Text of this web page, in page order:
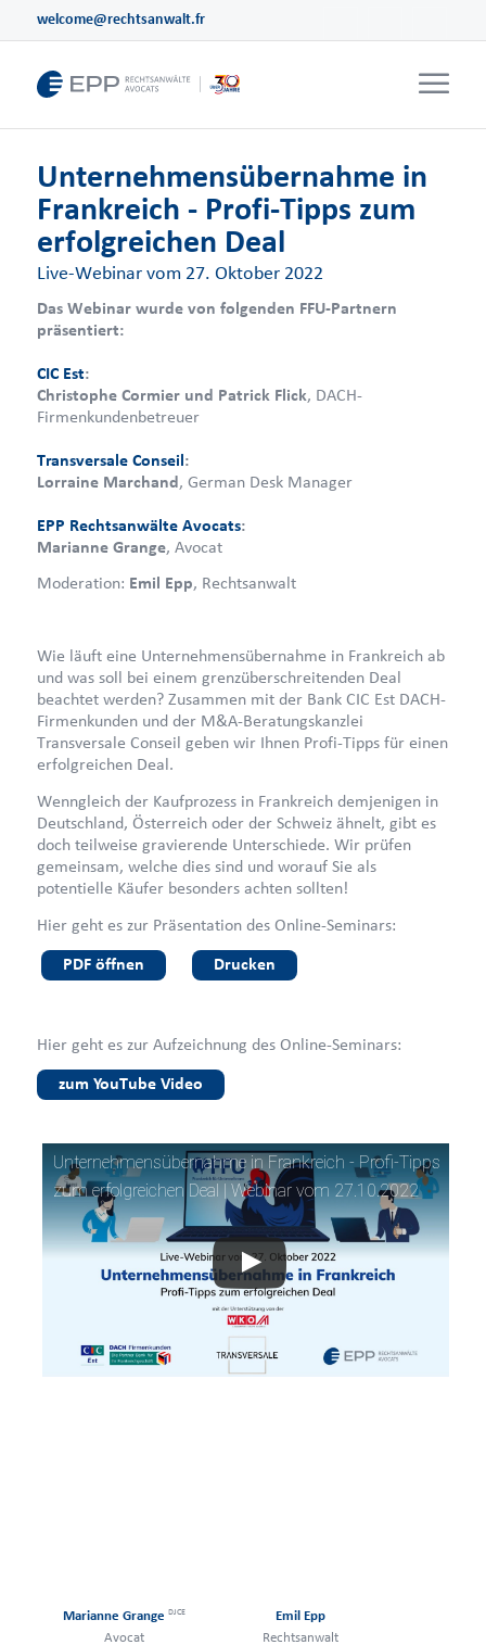
welcome@rechtsanwalt.fr
Unternehmensübernahme in
Frankreich - Profi-Tipps zum
erfolgreichen Deal
Live-Webinar vom 27. Oktober 2022
Das Webinar wurde von folgenden FFU-Partnern
präsentiert:
CIC Est:
Christophe Cormier und Patrick Flick, DACH-
Firmenkundenbetreuer
Transversale Conseil:
Lorraine Marchand, German Desk Manager
EPP Rechtsanwälte Avocats:
Marianne Grange, Avocat
Moderation: Emil Epp, Rechtsanwalt
Wie läuft eine Unternehmensübernahme in Frankreich ab
und was soll bei einem grenzüberschreitenden Deal
beachtet werden? Zusammen mit der Bank CIC Est DACH-
Firmenkunden und der M&A-Beratungskanzlei
Transversale Conseil geben wir Ihnen Profi-Tipps für einen
erfolgreichen Deal.
Wenngleich der Kaufprozess in Frankreich demjenigen in
Deutschland, Österreich oder der Schweiz ähnelt, gibt es
doch teilweise gravierende Unterschiede. Wir prüfen
gemeinsam, welche dies sind und worauf Sie als
potentielle Käufer besonders achten sollten!
Hier geht es zur Präsentation des Online-Seminars:
PDF öffnen Drucken
Hier geht es zur Aufzeichnung des Online-Seminars:
zum YouTube Video
Unternehmensübernahme in Frankreich - Profi-Tipps
zum erfolgreichen Deal | Webinar vom 27.10.2022
Marianne GrangeDJCE
Avocat
Emil Epp
Rechtsanwalt